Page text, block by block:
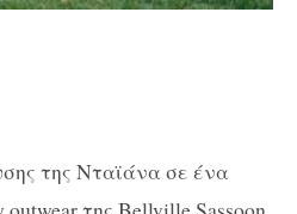
της Νταϊάνα σε ένα